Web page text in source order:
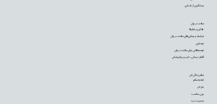
سالم زندگی کن
تغذیه سالم
ورزش
وزن مناسب
مدیریت درد
سلامت روان
علائم و رفتارها
شرایط و بیماری‌های سلامت روان
خودیاری
توصیه‌‌هایی برای سلامت روان
گفتار درمانی، دارو و روانپزشکی
پیشگیری از بارداری